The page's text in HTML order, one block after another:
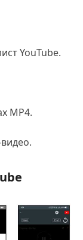
YouTube.
MP4.